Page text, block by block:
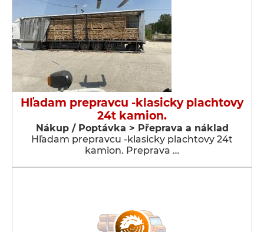
Hľadam prepravcu -klasicky plachtovy
24t kamion.
Nákup / Poptávka > Přeprava a náklad
Hľadam prepravcu -klasicky plachtovy 24t
kamion. Preprava …